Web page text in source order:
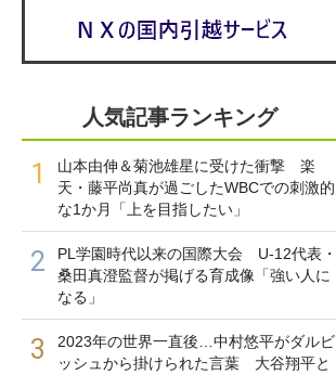
人気記事ランキング
1
山本由伸＆菊池雄星に受けた衝撃 楽
天・藤平尚真が過ごしたWBCでの刺激的
な1か月「上を目指したい」
2
PL学園時代以来の国際大会 U-12代表・
桑田真澄監督が掲げる育成像「強い人に
なる」
3
2023年の世界一直後…中村悠平がダルビ
ッシュから掛けられた言葉 大谷翔平と